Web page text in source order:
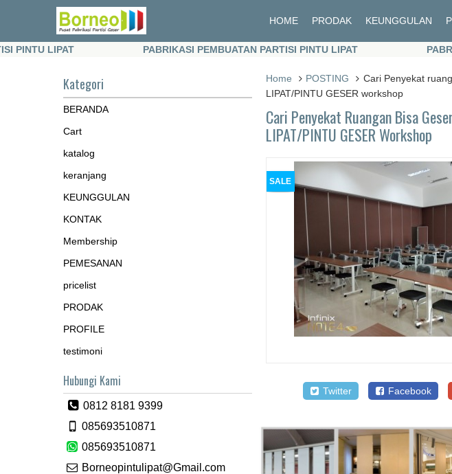
HOME PRODAK KEUNGGULAN
LIPAT PABRIKASI PEMBUATAN PARTISI PINTU LIPAT
Home
POSTING
Cari Penyekat
LIPAT/PINTU GESER workshop
Cari Penyekat Ruangan Bisa
LIPAT/PINTU GESER Workshop
SALE
Twitter Facebook
Kategori
BERANDA
Cart
katalog
keranjang
KEUNGGULAN
KONTAK
Membership
PEMESANAN
pricelist
PRODAK
PROFILE
testimoni
Hubungi Kami
0812 8181 9399
085693510871
085693510871
Borneopintulipat@Gmail.com